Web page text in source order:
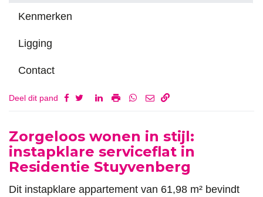
Kenmerken
Ligging
Contact
Deel dit pand
Omschrijving
Zorgeloos wonen in stijl:
instapklare serviceflat in
Residentie Stuyvenberg
Dit instapklare appartement van 61,98 m² bevindt